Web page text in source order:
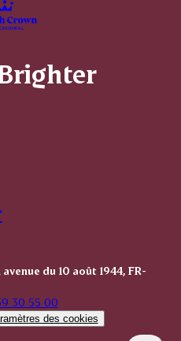
du 10 août 1944, FR-
30 55 00
des cookies